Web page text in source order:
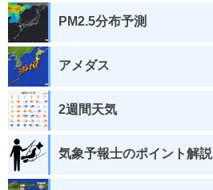
PM2.5分布予測
アメダス
2週間天気
気象予報士のポイント解説